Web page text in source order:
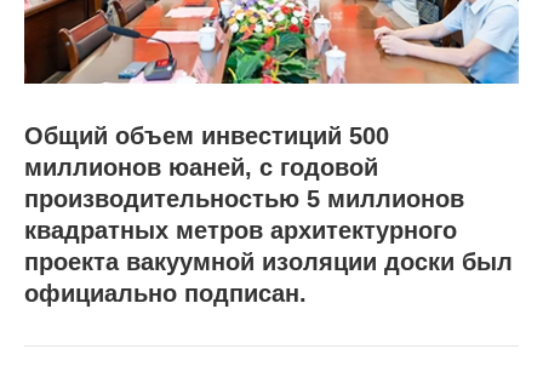
Общий объем инвестиций 500
миллионов юаней, с годовой
производительностью 5 миллионов
квадратных метров архитектурного
проекта вакуумной изоляции доски был
официально подписан.